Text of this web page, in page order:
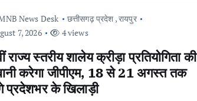
News Desk छत्तीसगढ़ प्रदेश ,रायपुर
7, 2026
4 views
राज्य स्तरीय शालेय क्रीड़ा प्रतियोगिता की
करेगा जीपीएम, 18 से 21 अगस्त तक
प्रदेशभर के खिलाड़ी